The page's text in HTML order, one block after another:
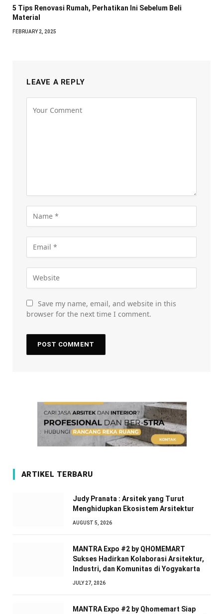
5 Tips Renovasi Rumah, Perhatikan Ini Sebelum Beli
Material
FEBRUARY 2, 2025
LEAVE A REPLY
Save my name, email, and website in this
browser for the next time I comment.
ARTIKEL TERBARU
Judy Pranata : Arsitek yang Turut
Menghidupkan Ekosistem Arsitektur
AUGUST 5, 2026
MANTRA Expo #2 by QHOMEMART
Sukses Hadirkan Kolaborasi Arsitektur,
Industri, dan Komunitas di Yogyakarta
JULY 27, 2026
MANTRA Expo #2 by Qhomemart Siap